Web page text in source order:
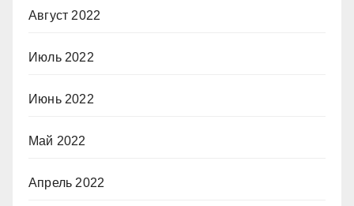
Август 2022
Июль 2022
Июнь 2022
Май 2022
Апрель 2022